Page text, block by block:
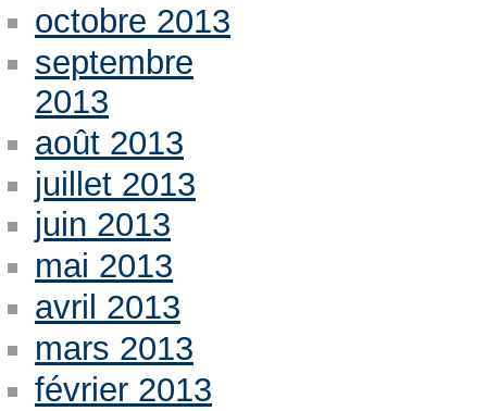
octobre 2013
septembre
2013
août 2013
juillet 2013
juin 2013
mai 2013
avril 2013
mars 2013
février 2013